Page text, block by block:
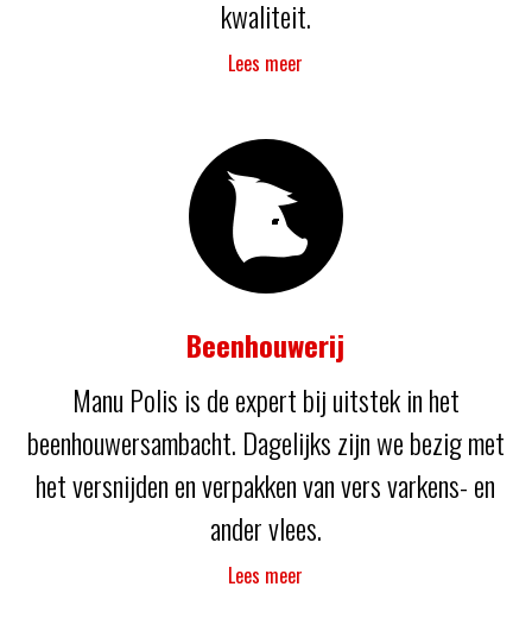
kwaliteit.
Lees meer
Beenhouwerij
Manu Polis is de expert bij uitstek in het
beenhouwersambacht. Dagelijks zijn we bezig met
het versnijden en verpakken van vers varkens- en
ander vlees.
Lees meer